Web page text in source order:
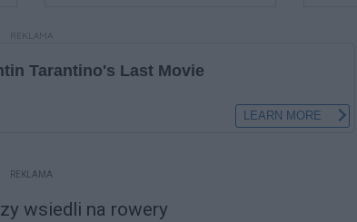
REKLAMA
REKLAMA
wsiedli na rowery